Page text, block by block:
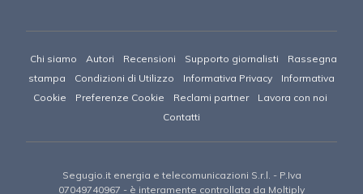
Chi siamo Autori Recensioni Supporto giornalisti
Rassegna
stampa
Condizioni di Utilizzo Informativa Privacy
Informativa
Cookie
Preferenze Cookie Reclami partner
Lavora con noi
Contatti
Segugio.it energia e telecomunicazioni S.r.l. - P.Iva
07049740967 - è interamente controllata da Moltiply